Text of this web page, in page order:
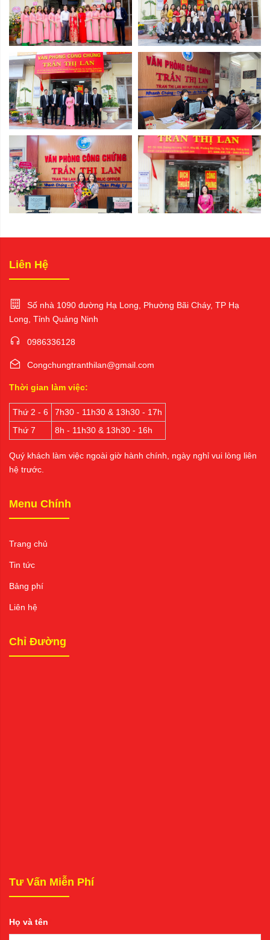
Liên Hệ
Số nhà 1090 đường Hạ Long, Phường Bãi Cháy, TP Hạ
Long, Tỉnh Quảng Ninh
0986336128
Congchungtranthilan@gmail.com
Thời gian làm việc:
Thứ 2 - 6
7h30 - 11h30 & 13h30 - 17h
Thứ 7
8h - 11h30 & 13h30 - 16h
Quý khách làm việc ngoài giờ hành chính, ngày nghỉ vui lòng liên
hệ trước.
Menu Chính
Trang chủ
Tin tức
Bảng phí
Liên hệ
Chỉ Đường
Tư Vấn Miễn Phí
Họ và tên